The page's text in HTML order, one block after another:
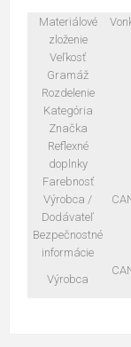
Materiálové
zloženie
Veľkosť
Gramáž
Rozdelenie
Kategória
Značka
Reflexné
doplnky
Farebnosť
Výrobca /
Dodávateľ
Bezpečnostné
informácie
Výrobca